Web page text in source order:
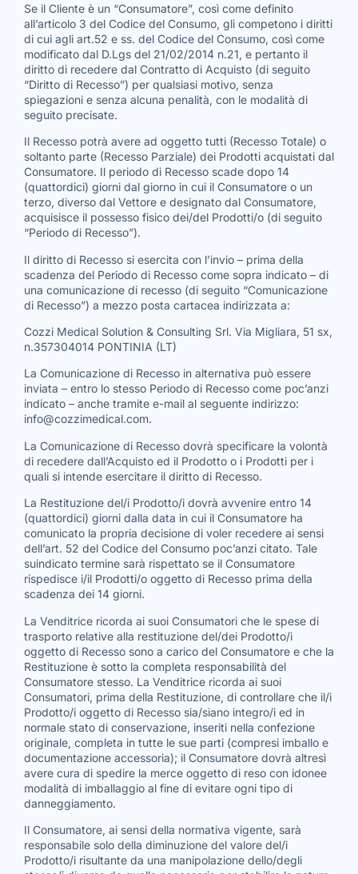
Se il Cliente è un “Consumatore”, così come definito
all’articolo 3 del Codice del Consumo, gli competono i diritti
di cui agli art.52 e ss. del Codice del Consumo, così come
modificato dal D.Lgs del 21/02/2014 n.21, e pertanto il
diritto di recedere dal Contratto di Acquisto (di seguito
“Diritto di Recesso”) per qualsiasi motivo, senza
spiegazioni e senza alcuna penalità, con le modalità di
seguito precisate.
Il Recesso potrà avere ad oggetto tutti (Recesso Totale) o
soltanto parte (Recesso Parziale) dei Prodotti acquistati dal
Consumatore. Il periodo di Recesso scade dopo 14
(quattordici) giorni dal giorno in cui il Consumatore o un
terzo, diverso dal Vettore e designato dal Consumatore,
acquisisce il possesso fisico dei/del Prodotti/o (di seguito
“Periodo di Recesso”).
Il diritto di Recesso si esercita con l’invio – prima della
scadenza del Periodo di Recesso come sopra indicato – di
una comunicazione di recesso (di seguito “Comunicazione
di Recesso”) a mezzo posta cartacea indirizzata a:
Cozzi Medical Solution & Consulting Srl. Via Migliara, 51 sx,
n.357304014 PONTINIA (LT)
La Comunicazione di Recesso in alternativa può essere
inviata – entro lo stesso Periodo di Recesso come poc’anzi
indicato – anche tramite e-mail al seguente indirizzo:
info@cozzimedical.com.
La Comunicazione di Recesso dovrà specificare la volontà
di recedere dall’Acquisto ed il Prodotto o i Prodotti per i
quali si intende esercitare il diritto di Recesso.
La Restituzione del/i Prodotto/i dovrà avvenire entro 14
(quattordici) giorni dalla data in cui il Consumatore ha
comunicato la propria decisione di voler recedere ai sensi
dell’art. 52 del Codice del Consumo poc’anzi citato. Tale
suindicato termine sarà rispettato se il Consumatore
rispedisce i/il Prodotti/o oggetto di Recesso prima della
scadenza dei 14 giorni.
La Venditrice ricorda ai suoi Consumatori che le spese di
trasporto relative alla restituzione del/dei Prodotto/i
oggetto di Recesso sono a carico del Consumatore e che la
Restituzione è sotto la completa responsabilità del
Consumatore stesso. La Venditrice ricorda ai suoi
Consumatori, prima della Restituzione, di controllare che il/i
Prodotto/i oggetto di Recesso sia/siano integro/i ed in
normale stato di conservazione, inseriti nella confezione
originale, completa in tutte le sue parti (compresi imballo e
documentazione accessoria); il Consumatore dovrà altresì
avere cura di spedire la merce oggetto di reso con idonee
modalità di imballaggio al fine di evitare ogni tipo di
danneggiamento.
Il Consumatore, ai sensi della normativa vigente, sarà
responsabile solo della diminuzione del valore del/i
Prodotto/i risultante da una manipolazione dello/degli